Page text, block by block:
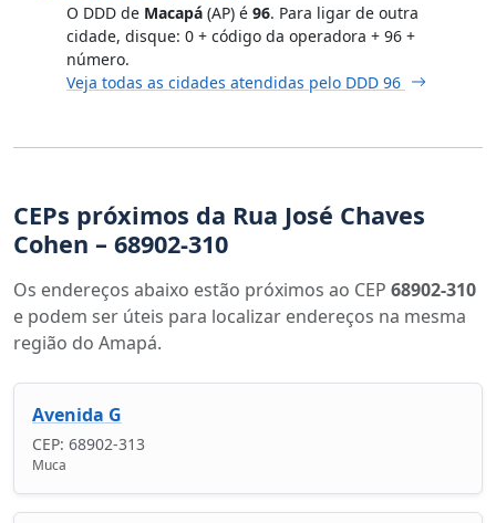
O DDD de Macapá (AP) é 96. Para ligar de outra
cidade, disque: 0 + código da operadora + 96 +
número.
Veja todas as cidades atendidas pelo DDD 96
CEPs próximos da Rua José Chaves
Cohen – 68902-310
Os endereços abaixo estão próximos ao CEP 68902-310
e podem ser úteis para localizar endereços na mesma
região do Amapá.
Avenida G
CEP: 68902-313
Muca